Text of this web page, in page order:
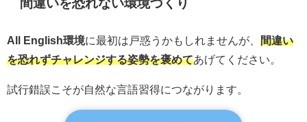
間違いを恐れない環境づくり
All English環境に最初は戸惑うかもしれませんが、 間違い
を恐れずチャレンジする姿勢を褒めてあげてください。
試行錯誤こそが自然な言語習得につながります。